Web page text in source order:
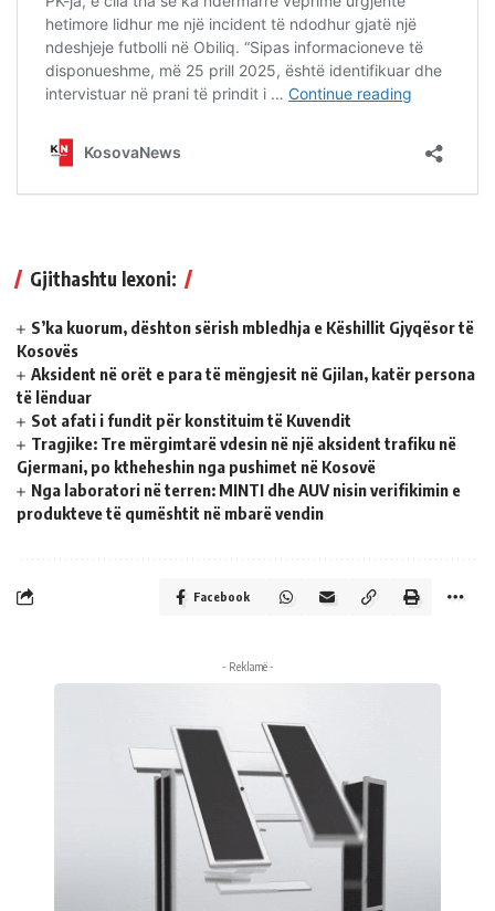
Gjithashtu lexoni:
S’ka kuorum, dështon sërish mbledhja e Këshillit Gjyqësor të
Kosovës
Aksident në orët e para të mëngjesit në Gjilan, katër persona
të lënduar
Sot afati i fundit për konstituim të Kuvendit
Tragjike: Tre mërgimtarë vdesin në një aksident trafiku në
Gjermani, po ktheheshin nga pushimet në Kosovë
Nga laboratori në terren: MINTI dhe AUV nisin verifikimin e
produkteve të qumështit në mbarë vendin
Facebook
- Reklamë -